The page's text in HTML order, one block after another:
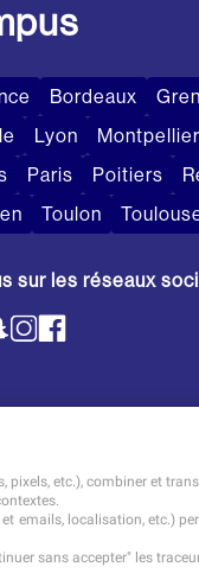
Bordeaux
Lyon Montpellier
Paris Poitiers
Toulon
sur les réseaux
légales Tarifs
etc.), combiner et
emails, localisation, etc.)
sans accepter" les